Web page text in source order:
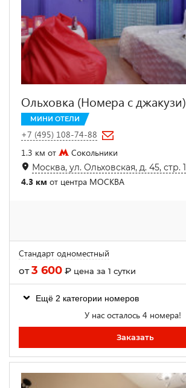
Ольховка (Номера с джакузи)
МИНИ ОТЕЛИ
+7 (495) 108-74-88
1.3 км от
Сокольники
Москва, ул. Ольховская, д. 45, стр. 1
4.3 км от центра МОСКВА
Стандарт одноместный
от3 600 ₽ цена за 1 сутки
Ещё 2 категории номеров
У нас осталось 4 номера!
Заказать